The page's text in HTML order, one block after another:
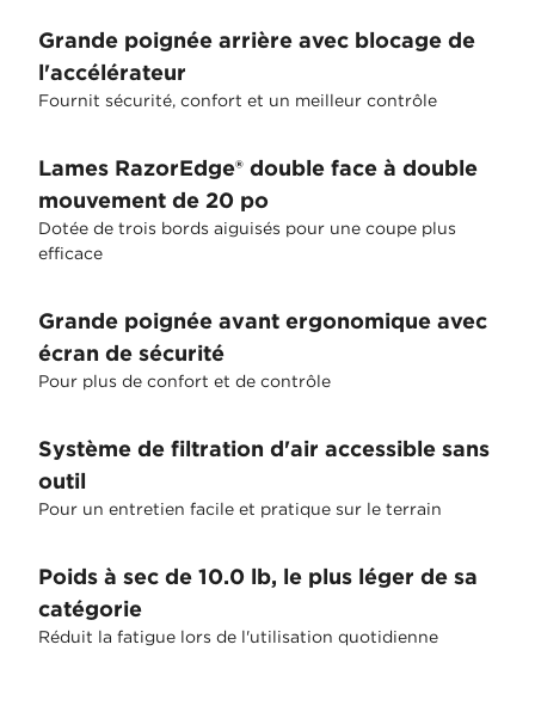
Grande poignée arrière avec blocage de
l'accélérateur
Fournit sécurité, confort et un meilleur contrôle
Lames RazorEdge® double face à double
mouvement de 20 po
Dotée de trois bords aiguisés pour une coupe plus
efficace
Grande poignée avant ergonomique avec
écran de sécurité
Pour plus de confort et de contrôle
Système de filtration d'air accessible sans
outil
Pour un entretien facile et pratique sur le terrain
Poids à sec de 10.0 lb, le plus léger de sa
catégorie
Réduit la fatigue lors de l'utilisation quotidienne